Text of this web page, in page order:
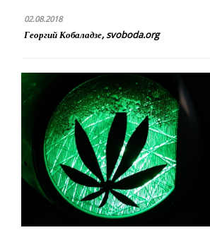
02.08.2018
Георгий Кобаладзе, svoboda.org